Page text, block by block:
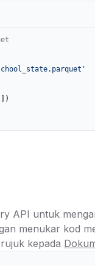
])
API untuk
menukar kod
kepada